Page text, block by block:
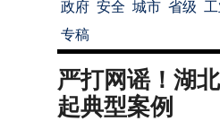
政府 安全 城市 省级
专稿
严打网谣！湖
起典型案例